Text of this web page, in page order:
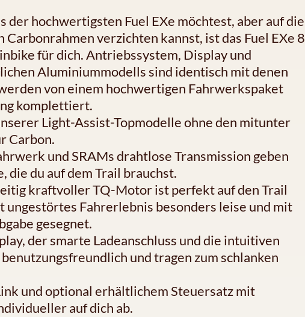
der hochwertigsten Fuel EXe möchtest, aber auf die
verzichten kannst, ist das Fuel EXe 8
für dich. Antriebssystem, Display und
Aluminiummodells sind identisch mit denen
von einem hochwertigen Fahrwerkspaket
komplettiert.
Light-Assist-Topmodelle ohne den mitunter
Carbon.
und SRAMs drahtlose Transmission geben
du auf dem Trail brauchst.
kraftvoller TQ-Motor ist perfekt auf den Trail
ungestörtes Fahrerlebnis besonders leise und mit
gesegnet.
der smarte Ladeanschluss und die intuitiven
und tragen zum schlanken
und optional erhältlichem Steuersatz mit
auf dich ab.